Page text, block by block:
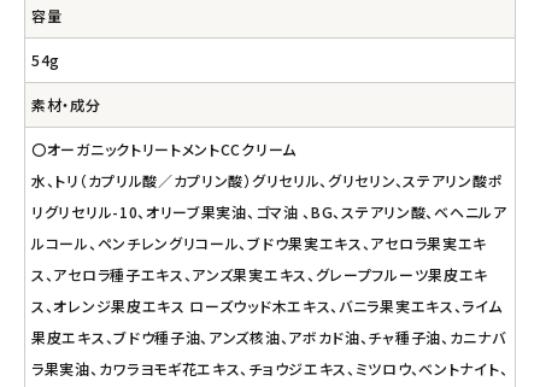
容量
54g
素材・成分
〇オーガニックトリートメントCCクリーム
水、トリ（カプリル酸／カプリン酸）グリセリル、グリセリン、ステアリン酸ポ
リグリセリル-10、オリーブ果実油、ゴマ油 、BG、ステアリン酸、ベヘニルア
ルコール、ペンチレングリコール、ブドウ果実エキス、アセロラ果実エキ
ス、アセロラ種子エキス、アンズ果実エキス、グレープフルーツ果皮エキ
ス、オレンジ果皮エキス ローズウッド木エキス、バニラ果実エキス、ライム
果皮エキス、ブドウ種子油、アンズ核油、アボカド油、チャ種子油、カニナバ
ラ果実油、カワラヨモギ花エキス、チョウジエキス、ミツロウ、ベントナイト、